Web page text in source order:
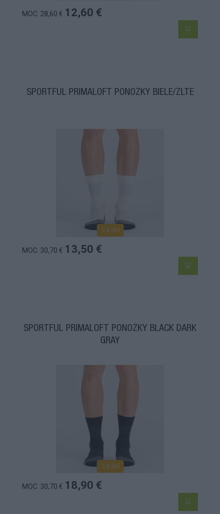
MOC: 28,60 € 12,60 €
SPORTFUL PRIMALOFT PONOŽKY BIELE/ŽLTÉ
1-3 dní
MOC: 30,70 € 13,50 €
SPORTFUL PRIMALOFT PONOŽKY BLACK DARK
GRAY
1-3 dní
MOC: 30,70 € 18,90 €